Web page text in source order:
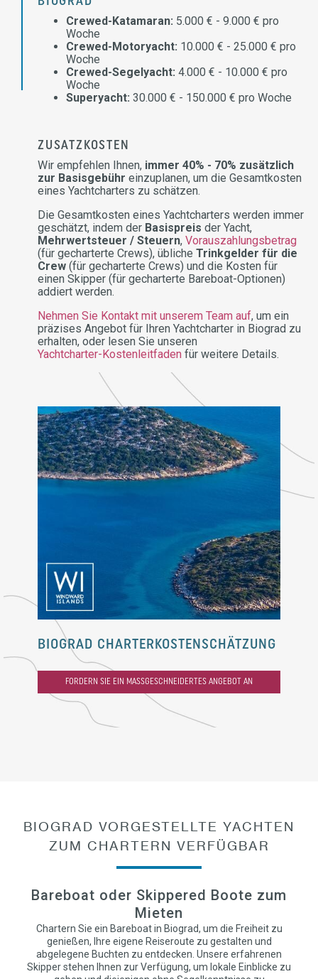
Crewed-Katamaran: 5.000 € - 9.000 € pro
Woche
Crewed-Motoryacht: 10.000 € - 25.000 € pro
Woche
Crewed-Segelyacht: 4.000 € - 10.000 € pro
Woche
Superyacht: 30.000 € - 150.000 € pro Woche
ZUSATZKOSTEN
Wir empfehlen Ihnen, immer 40% - 70% zusätzlich
zur Basisgebühr einzuplanen, um die Gesamtkosten
eines Yachtcharters zu schätzen.
Die Gesamtkosten eines Yachtcharters werden immer
geschätzt, indem der Basispreis der Yacht,
Mehrwertsteuer / Steuern, Vorauszahlungsbetrag
(für gecharterte Crews), übliche Trinkgelder für die
Crew (für gecharterte Crews) und die Kosten für
einen Skipper (für gecharterte Bareboat-Optionen)
addiert werden.
Nehmen Sie Kontakt mit unserem Team auf, um ein
präzises Angebot für Ihren Yachtcharter in Biograd zu
erhalten, oder lesen Sie unseren
Yachtcharter-Kostenleitfaden für weitere Details.
BIOGRAD CHARTERKOSTENSCHÄTZUNG
FORDERN SIE EIN MASSGESCHNEIDERTES ANGEBOT AN
BIOGRAD VORGESTELLTE YACHTEN
ZUM CHARTERN VERFÜGBAR
Bareboat oder Skippered Boote zum
Mieten
Chartern Sie ein Bareboat in Biograd, um die Freiheit zu
genießen, Ihre eigene Reiseroute zu gestalten und
abgelegene Buchten zu entdecken. Unsere erfahrenen
Skipper stehen Ihnen zur Verfügung, um lokale Einblicke zu